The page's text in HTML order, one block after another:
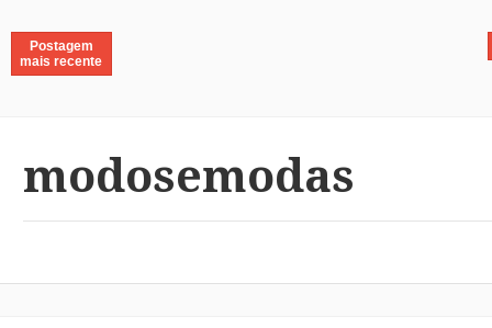
Postagem
mais recente
modosemodas